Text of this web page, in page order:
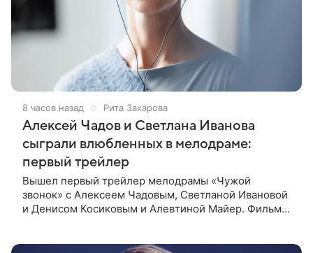
8 часов назад Рита Захарова
Алексей Чадов и Светлана Иванова
сыграли влюбленных в мелодраме:
первый трейлер
Вышел первый трейлер мелодрамы «Чужой
звонок» с Алексеем Чадовым, Светланой Ивановой
и Денисом Косиковым и Алевтиной Майер. Фильм